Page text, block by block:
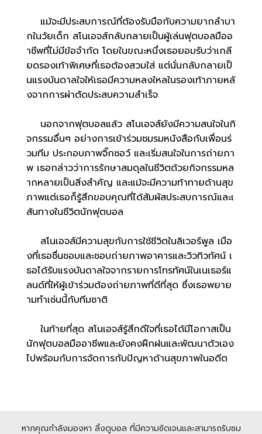
แม้จะมีประสบการณ์ที่ต้องรับมือกับความยากลำบา
กในวัยเด็ก สโนเอจส์กลับกลายเป็นผู้เล่นฟุตบอลมืออ
าชีพที่ไม่มีข้อจำกัด โดยในขณะหนึ่งเธอยอมรับว่าเกลี
ยดรองเท้าพิเศษที่เธอต้องสวมใส่ แต่นั่นกลับกลายเป็
นแรงบันดาลใจให้เธอมีความหลงใหลในรองเท้าภายหลั
งจากการผ่าตัดประสบความสำเร็จ
นอกจากฟุตบอลแล้ว สโนเอจส์ยังมีความสนใจในกิ
จกรรมอื่นๆ อย่างการเข้าร่วมชมรมหนังสือกับเพื่อนร่
วมทีม ประกอบภาพจิ๊กซอว์ และเริ่มสนใจในการถ่ายภา
พ เธอกล่าวว่าการรักษาสมดุลในชีวิตด้วยกิจกรรมหล
ากหลายเป็นสิ่งสำคัญ และแม้จะมีความท้าทายด้านสุข
ภาพแต่เธอก็รู้สึกขอบคุณที่ได้สัมผัสประสบการณ์และเ
ส้นทางในชีวิตนักฟุตบอล
สโนเอจส์มีความสุขกับการใช้ชีวิตในลิเวอร์พูล เมือ
งที่เธอชื่นชอบและชอบถ่ายภาพอาคารและวิวทิวทัศน์ เ
ธอได้รับแรงบันดาลใจจากรายการโทรทัศน์ในเนเธอร์แ
ลนด์ที่ให้ผู้เข้าร่วมต้องถ่ายภาพที่ดีที่สุด ซึ่งเธอพยาย
ามทำเช่นนี้กับทีมชาติ
ในท้ายที่สุด สโนเอจส์รู้สึกดีใจที่เธอได้มีโอกาสเป็น
นักฟุตบอลมืออาชีพและยังคงฝึกฝนและพัฒนาตัวเอง
ไปพร้อมกับการจัดการกับปัญหาด้านสุขภาพในอดีต
หากคุณกำลังมองหา ลิ้งดูบอล ที่มีความชัดเจนและสามารถรับชม